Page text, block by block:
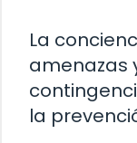
La
amenazas
la